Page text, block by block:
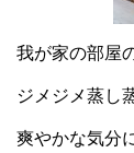
我が家の部屋
ジメジメ蒸し
爽やかな気分